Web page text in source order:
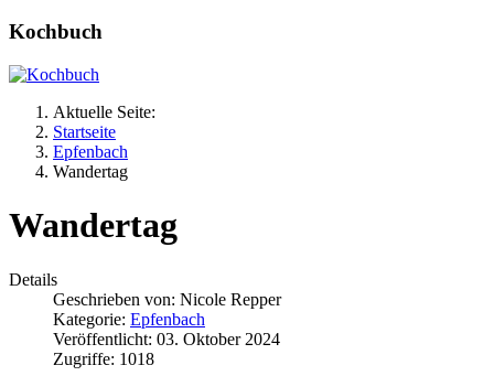
Kochbuch
Aktuelle Seite:
Startseite
Epfenbach
Wandertag
Wandertag
Details
Geschrieben von: Nicole Repper
Kategorie: Epfenbach
Veröffentlicht: 03. Oktober 2024
Zugriffe: 1018